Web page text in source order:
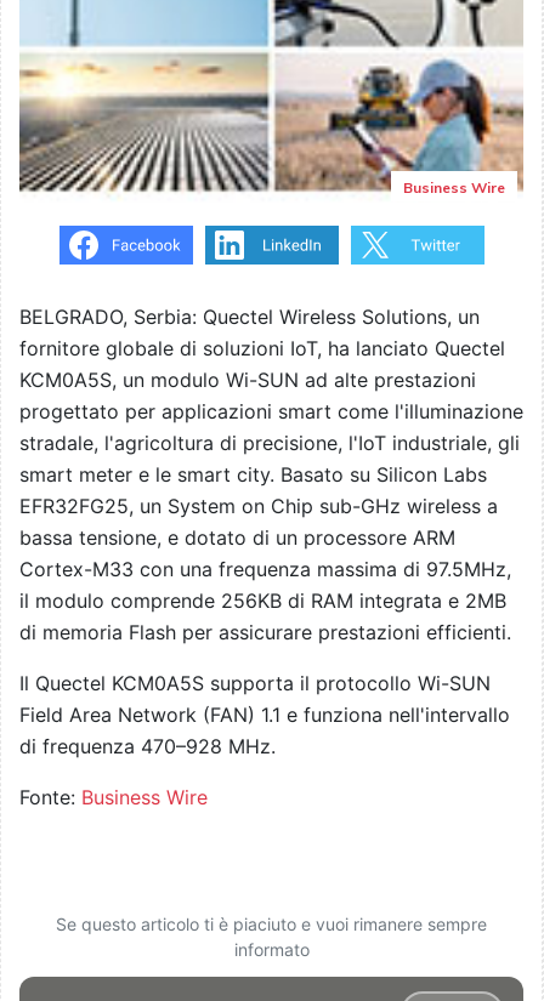
Business Wire
BELGRADO, Serbia: Quectel Wireless Solutions, un
fornitore globale di soluzioni IoT, ha lanciato Quectel
KCM0A5S, un modulo Wi-SUN ad alte prestazioni
progettato per applicazioni smart come l'illuminazione
stradale, l'agricoltura di precisione, l'IoT industriale, gli
smart meter e le smart city. Basato su Silicon Labs
EFR32FG25, un System on Chip sub-GHz wireless a
bassa tensione, e dotato di un processore ARM
Cortex-M33 con una frequenza massima di 97.5MHz,
il modulo comprende 256KB di RAM integrata e 2MB
di memoria Flash per assicurare prestazioni efficienti.
Il Quectel KCM0A5S supporta il protocollo Wi-SUN
Field Area Network (FAN) 1.1 e funziona nell'intervallo
di frequenza 470–928 MHz.
Fonte: Business Wire
Se questo articolo ti è piaciuto e vuoi rimanere sempre
informato